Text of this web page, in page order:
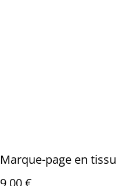
Marque-page en tissu